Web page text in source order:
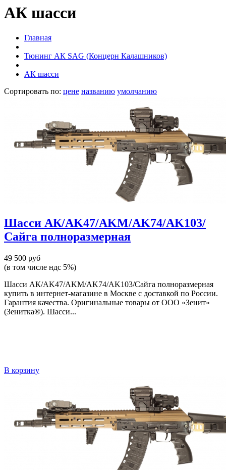
АК шасси
Главная
Тюнинг АК SAG (Концерн Калашников)
АК шасси
Сортировать по: цене названию умолчанию
Шасси АК/AK47/AKM/AK74/AK103/
Сайга полноразмерная
49 500 руб
(в том числе ндс 5%)
Шасси АК/AK47/AKM/AK74/AK103/Сайга полноразмерная
купить в интернет-магазине в Москве с доставкой по России.
Гарантия качества. Оригинальные товары от ООО «Зенит»
(Зенитка®). Шасси...
В корзину